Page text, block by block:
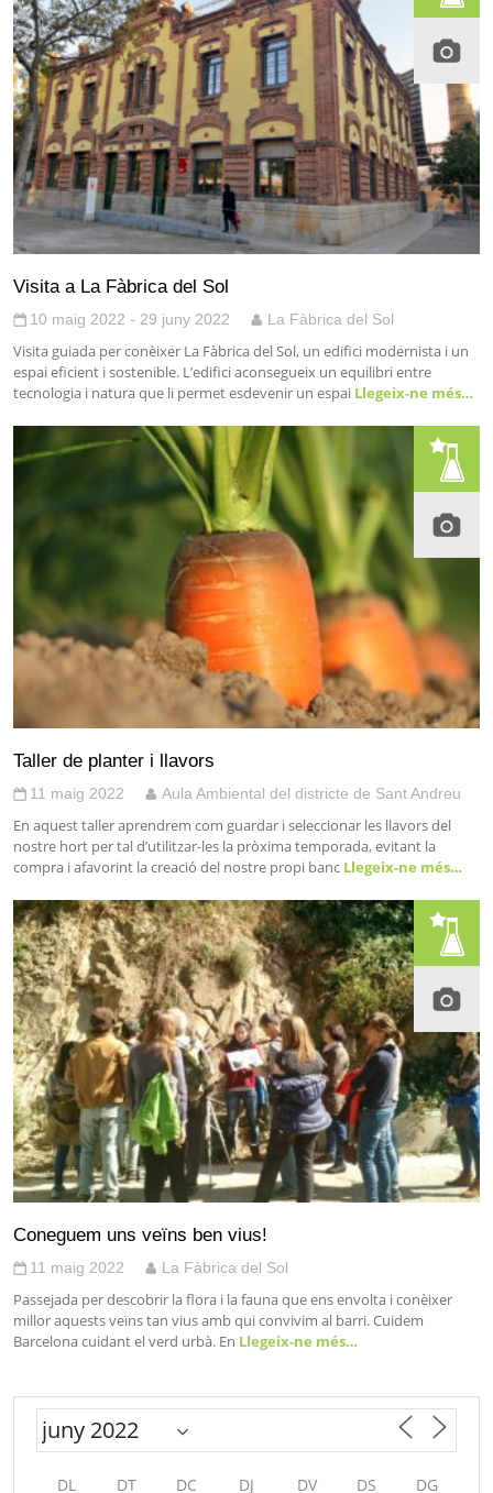
Visita a La Fàbrica del Sol
10 maig 2022 - 29 juny 2022 La Fàbrica del Sol
Visita guiada per conèixer La Fàbrica del Sol, un edifici modernista i un
espai eficient i sostenible. L’edifici aconsegueix un equilibri entre
tecnologia i natura que li permet esdevenir un espai Llegeix-ne més…
Taller de planter i llavors
11 maig 2022 Aula Ambiental del districte de Sant Andreu
En aquest taller aprendrem com guardar i seleccionar les llavors del
nostre hort per tal d’utilitzar-les la pròxima temporada, evitant la
compra i afavorint la creació del nostre propi banc Llegeix-ne més…
Coneguem uns veïns ben vius!
11 maig 2022 La Fàbrica del Sol
Passejada per descobrir la flora i la fauna que ens envolta i conèixer
millor aquests veïns tan vius amb qui convivim al barri. Cuidem
Barcelona cuidant el verd urbà. En Llegeix-ne més…
DL DT DC DJ DV DS DG